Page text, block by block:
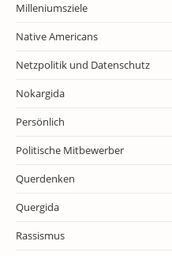
Milleniumsziele
Native Americans
Netzpolitik und Datenschutz
Nokargida
Persönlich
Politische Mitbewerber
Querdenken
Quergida
Rassismus